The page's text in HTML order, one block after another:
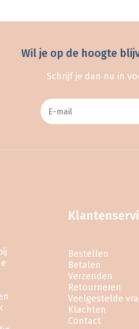
Wil je op de hoogte
Schrijf je dan nu in
Bestellen
Betalen
Verzenden
Retourneren
Veelgestelde
Klachten
Contact